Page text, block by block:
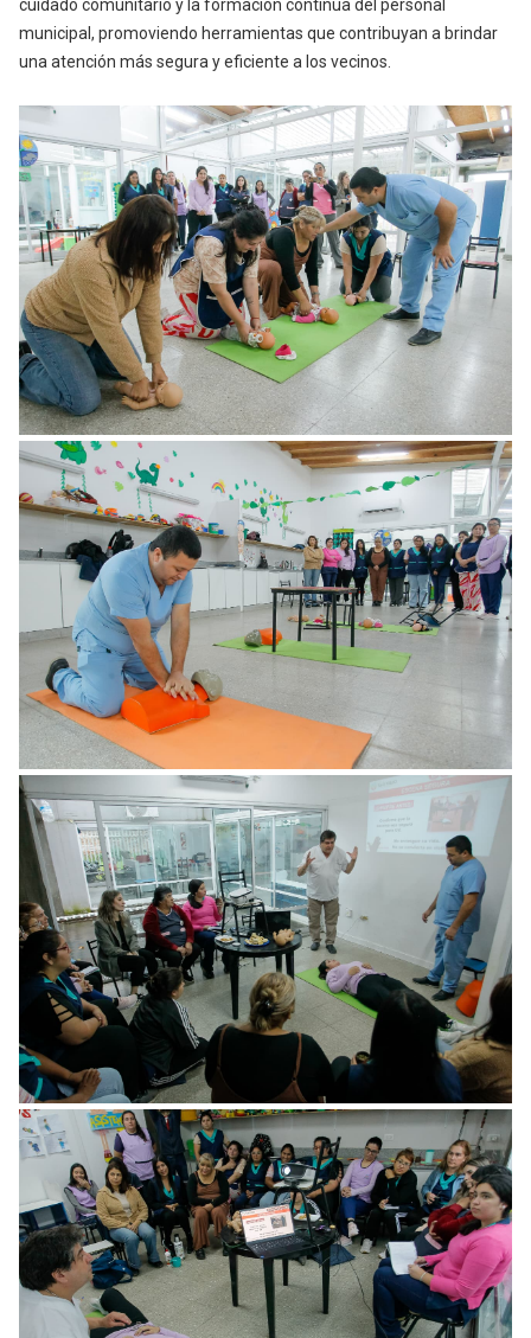
cuidado comunitario y la formación continua del personal
municipal, promoviendo herramientas que contribuyan a brindar
una atención más segura y eficiente a los vecinos.